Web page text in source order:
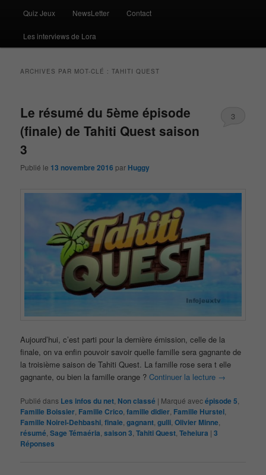
Quiz Jeux NewsLetter Contact
Les interviews de Lora
ARCHIVES PAR MOT-CLÉ :TAHITI QUEST
Le résumé du 5ème épisode
(finale) de Tahiti Quest saison
3
Publié le 13 novembre 2016 par Huggy
3
Aujourd’hui, c’est parti pour la dernière émission, celle de la
finale, on va enfin pouvoir savoir quelle famille sera gagnante de
la troisième saison de Tahiti Quest. La famille rose sera t elle
gagnante, ou bien la famille orange ?Continuer la lecture →
Publié dans Les infos du net, Non classé | Marqué avecépisode 5,
Famille Boissier, Famille Crico,famille didier, Famille Hurstel,
Famille Noirel-Dehbashi,finale,gagnant,gulli,Olivier Minne,
résumé,Sage Témaéria,saison 3,Tahiti Quest,Teheiura |3
Réponses